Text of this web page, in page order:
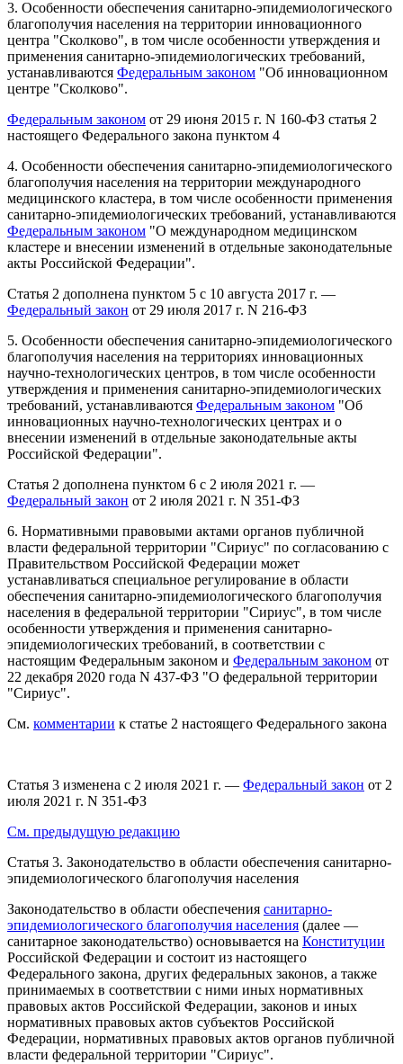
3. Особенности обеспечения санитарно-эпидемиологического
благополучия населения на территории инновационного
центра "Сколково", в том числе особенности утверждения и
применения санитарно-эпидемиологических требований,
устанавливаются Федеральным законом "Об инновационном
центре "Сколково".
Федеральным законом от 29 июня 2015 г. N 160-ФЗ статья 2
настоящего Федерального закона пунктом 4
4. Особенности обеспечения санитарно-эпидемиологического
благополучия населения на территории международного
медицинского кластера, в том числе особенности применения
санитарно-эпидемиологических требований, устанавливаются
Федеральным законом "О международном медицинском
кластере и внесении изменений в отдельные законодательные
акты Российской Федерации".
Статья 2 дополнена пунктом 5 с 10 августа 2017 г. —
Федеральный закон от 29 июля 2017 г. N 216-ФЗ
5. Особенности обеспечения санитарно-эпидемиологического
благополучия населения на территориях инновационных
научно-технологических центров, в том числе особенности
утверждения и применения санитарно-эпидемиологических
требований, устанавливаются Федеральным законом "Об
инновационных научно-технологических центрах и о
внесении изменений в отдельные законодательные акты
Российской Федерации".
Статья 2 дополнена пунктом 6 с 2 июля 2021 г. —
Федеральный закон от 2 июля 2021 г. N 351-ФЗ
6. Нормативными правовыми актами органов публичной
власти федеральной территории "Сириус" по согласованию с
Правительством Российской Федерации может
устанавливаться специальное регулирование в области
обеспечения санитарно-эпидемиологического благополучия
населения в федеральной территории "Сириус", в том числе
особенности утверждения и применения санитарно-
эпидемиологических требований, в соответствии с
настоящим Федеральным законом и Федеральным законом от
22 декабря 2020 года N 437-ФЗ "О федеральной территории
"Сириус".
См. комментарии к статье 2 настоящего Федерального закона
Статья 3 изменена с 2 июля 2021 г. — Федеральный закон от 2
июля 2021 г. N 351-ФЗ
См. предыдущую редакцию
Статья 3. Законодательство в области обеспечения санитарно-
эпидемиологического благополучия населения
Законодательство в области обеспечения санитарно-
эпидемиологического благополучия населения (далее —
санитарное законодательство) основывается на Конституции
Российской Федерации и состоит из настоящего
Федерального закона, других федеральных законов, а также
принимаемых в соответствии с ними иных нормативных
правовых актов Российской Федерации, законов и иных
нормативных правовых актов субъектов Российской
Федерации, нормативных правовых актов органов публичной
власти федеральной территории "Сириус".